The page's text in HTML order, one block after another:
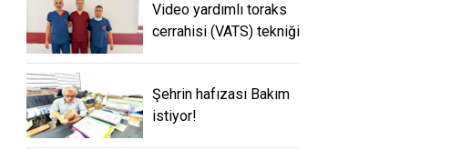
Video yardımlı toraks
cerrahisi (VATS) tekniği
Şehrin hafızası Bakım
istiyor!